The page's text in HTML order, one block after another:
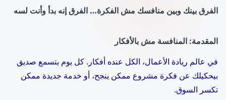
الفرق بينك وبين منافسك مش الفكرة… الفرق إنه بدأ وأنت لسه
المقدمة: المنافسة مش بالأفكار
في عالم ريادة الأعمال، الكل عنده أفكار. كل يوم بتسمع صديق
بيحكيلك عن فكرة مشروع ممكن ينجح، أو خدمة جديدة ممكن
تكسر السوق.